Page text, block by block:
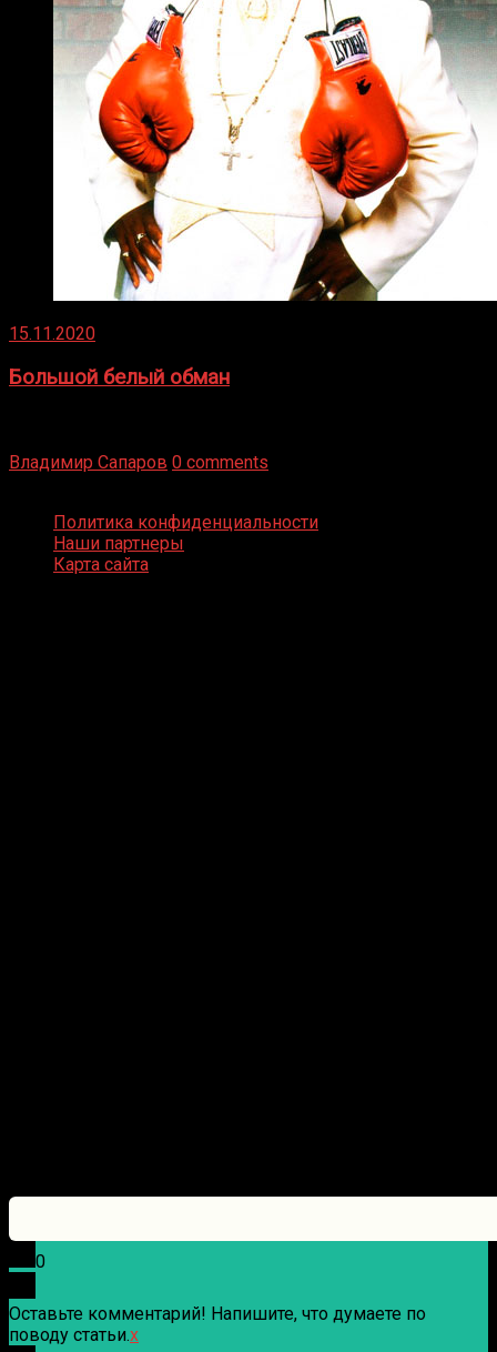
15.11.2020
Большой белый обман
Владимир Сапаров 0 comments
Политика конфиденциальности
Наши партнеры
Карта сайта
0
Оставьте комментарий! Напишите, что думаете по
поводу статьи.x